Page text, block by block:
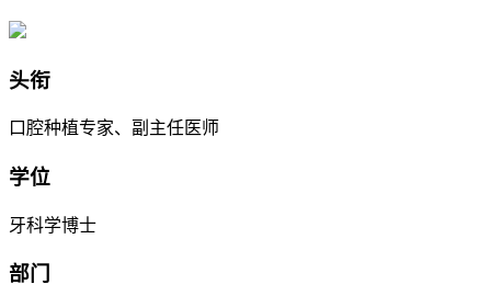
头衔
口腔种植专家、副主任医师
学位
牙科学博士
部门